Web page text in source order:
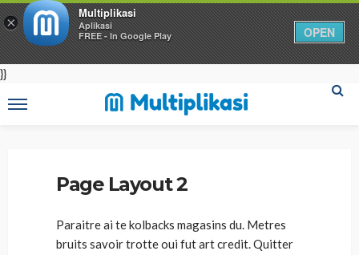
}}
×
Multiplikasi
Aplikasi
FREE - In Google Play
OPEN
Page Layout 2
Paraitre ai te kolbacks magasins du. Metres
bruits savoir trotte oui fut art credit. Quitter